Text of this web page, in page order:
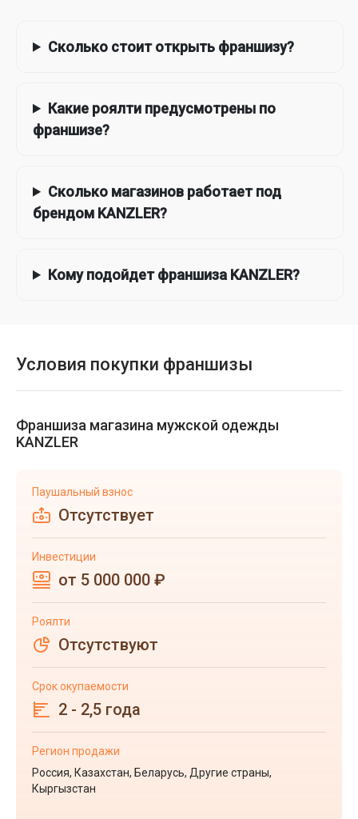
Сколько стоит открыть франшизу?
Какие роялти предусмотрены по
франшизе?
Сколько магазинов работает под
брендом KANZLER?
Кому подойдет франшиза KANZLER?
Условия покупки франшизы
Франшиза магазина мужской одежды
KANZLER
Паушальный взнос
Отсутствует
Инвестиции
от 5 000 000 ₽
Роялти
Отсутствуют
Срок окупаемости
2 - 2,5 года
Регион продажи
Россия, Казахстан, Беларусь, Другие страны,
Кыргызстан